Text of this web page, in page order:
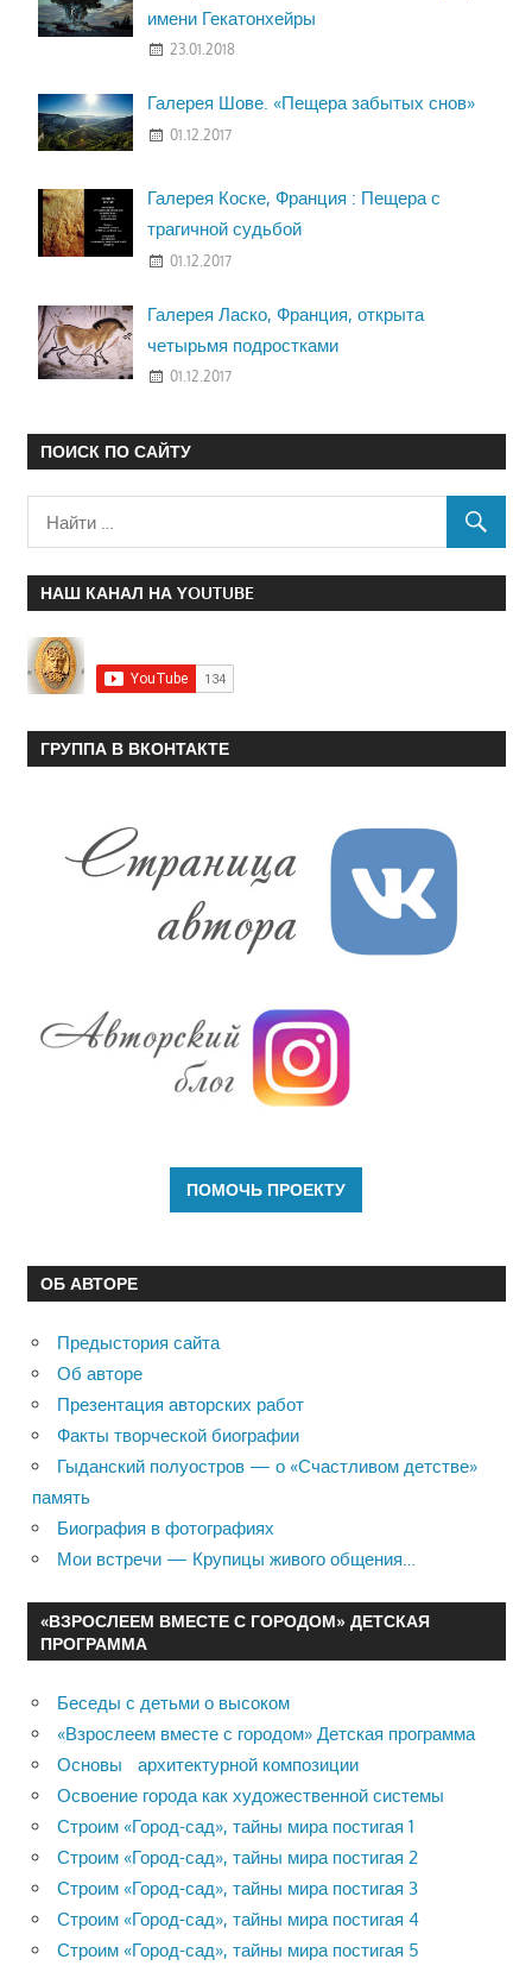
имени Гекатонхейры
23.01.2018
Галерея Шове. «Пещера забытых снов»
01.12.2017
Галерея Коске, Франция : Пещера с
трагичной судьбой
01.12.2017
Галерея Ласко, Франция, открыта
четырьмя подростками
01.12.2017
ПОИСК ПО САЙТУ
НАШ КАНАЛ НА YOUTUBE
ГРУППА В ВКОНТАКТЕ
ОБ АВТОРЕ
Предыстория сайта
Об авторе
Презентация авторских работ
Факты творческой биографии
Гыданский полуостров — о «Счастливом детстве»
память
Биография в фотографиях
Мои встречи — Крупицы живого общения…
«ВЗРОСЛЕЕМ ВМЕСТЕ С ГОРОДОМ» ДЕТСКАЯ
ПРОГРАММА
Беседы с детьми о высоком
«Взрослеем вместе с городом» Детская программа
Основы архитектурной композиции
Освоение города как художественной системы
Строим «Город-сад», тайны мира постигая 1
Строим «Город-сад», тайны мира постигая 2
Строим «Город-сад», тайны мира постигая 3
Строим «Город-сад», тайны мира постигая 4
Строим «Город-сад», тайны мира постигая 5